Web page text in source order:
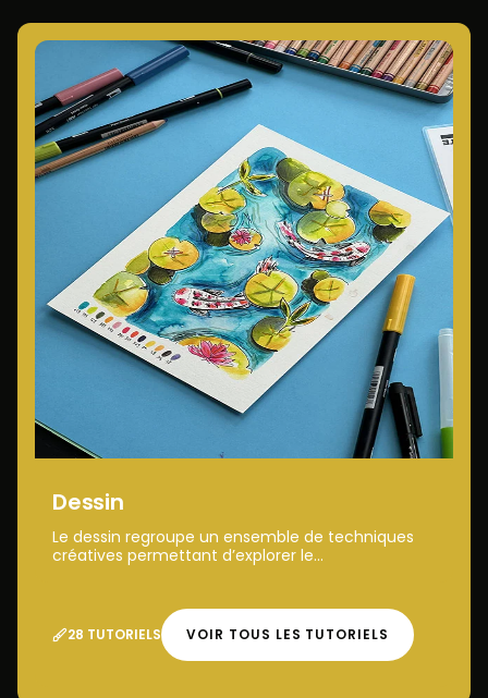
Dessin
Le dessin regroupe un ensemble de techniques
créatives permettant d’explorer le...
28 TUTORIELS VOIR TOUS LES TUTORIELS